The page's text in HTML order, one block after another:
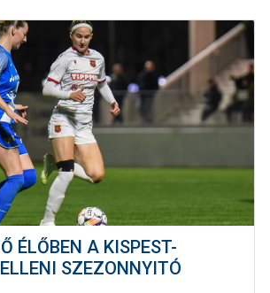
ÉLŐBEN A KISPEST-
SZEZONNYITÓ